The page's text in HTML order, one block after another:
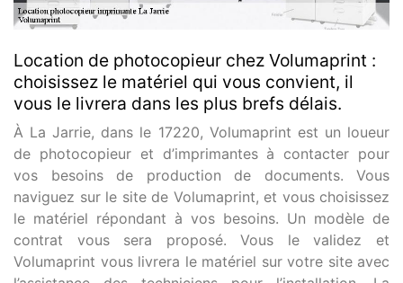
Location de photocopieur chez Volumaprint :
choisissez le matériel qui vous convient, il
vous le livrera dans les plus brefs délais.
À La Jarrie, dans le 17220, Volumaprint est un loueur
de photocopieur et d’imprimantes à contacter pour
vos besoins de production de documents. Vous
naviguez sur le site de Volumaprint, et vous choisissez
le matériel répondant à vos besoins. Un modèle de
contrat vous sera proposé. Vous le validez et
Volumaprint vous livrera le matériel sur votre site avec